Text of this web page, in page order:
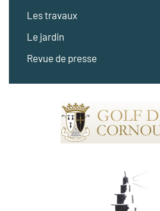
Les travaux
Le jardin
Revue de presse